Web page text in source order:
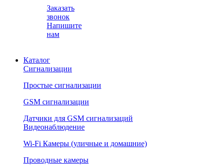
Заказать
звонок
Напишите
нам
Каталог
Сигнализации
Простые сигнализации
GSM сигнализации
Датчики для GSM сигнализаций
Видеонаблюдение
Wi-Fi Камеры (уличные и домашние)
Проводные камеры